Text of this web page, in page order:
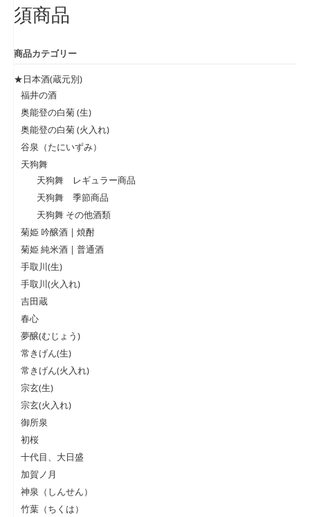
須商品
商品カテゴリー
★日本酒(蔵元別)
福井の酒
奥能登の白菊 (生)
奥能登の白菊 (火入れ)
谷泉（たにいずみ）
天狗舞
天狗舞 レギュラー商品
天狗舞 季節商品
天狗舞 その他酒類
菊姫 吟醸酒 | 焼酎
菊姫 純米酒 | 普通酒
手取川(生)
手取川(火入れ)
吉田蔵
春心
夢醸(むじょう)
常きげん(生)
常きげん(火入れ)
宗玄(生)
宗玄(火入れ)
御所泉
初桜
十代目、大日盛
加賀ノ月
神泉（しんせん）
竹葉（ちくは）